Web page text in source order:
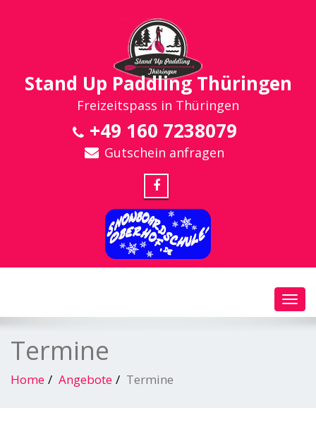
Stand Up Paddling Thüringen
Freizeitspass in Thüringen
+49 160 7238079
Gutschein anfragen
Termine
Home Angebote Termine